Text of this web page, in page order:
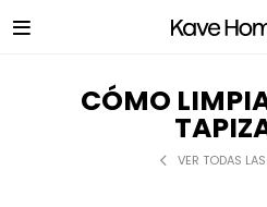

CÓMO
VER TODAS